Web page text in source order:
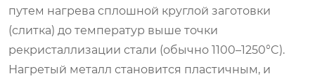
путем нагрева сплошной круглой заготовки
(слитка) до температур выше точки
рекристаллизации стали (обычно 1100–1250°C).
Нагретый металл становится пластичным, и